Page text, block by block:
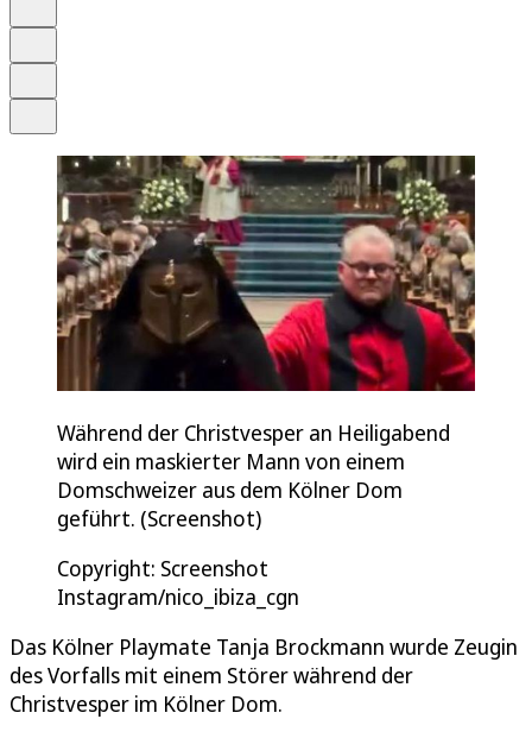
Während der Christvesper an Heiligabend
wird ein maskierter Mann von einem
Domschweizer aus dem Kölner Dom
geführt. (Screenshot)
Copyright: Screenshot
Instagram/nico_ibiza_cgn
Das Kölner Playmate Tanja Brockmann wurde Zeugin
des Vorfalls mit einem Störer während der
Christvesper im Kölner Dom.